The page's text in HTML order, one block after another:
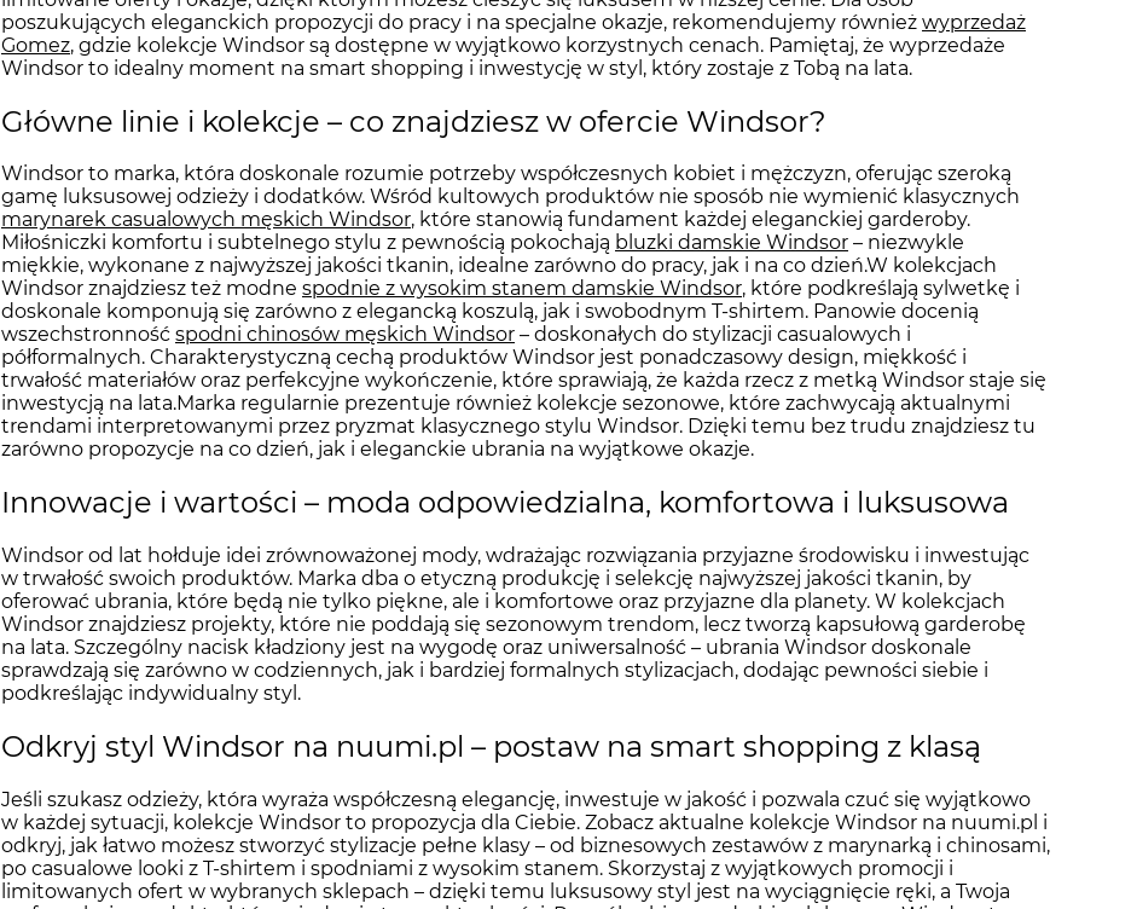
poszukujących eleganckich propozycji do pracy i na specjalne okazje, rekomendujemy również wyprzedaż
Gomez, gdzie kolekcje Windsor są dostępne w wyjątkowo korzystnych cenach. Pamiętaj, że wyprzedaże
Windsor to idealny moment na smart shopping i inwestycję w styl, który zostaje z Tobą na lata.
Główne linie i kolekcje – co znajdziesz w ofercie Windsor?
Windsor to marka, która doskonale rozumie potrzeby współczesnych kobiet i mężczyzn, oferując szeroką
gamę luksusowej odzieży i dodatków. Wśród kultowych produktów nie sposób nie wymienić klasycznych
marynarek casualowych męskich Windsor, które stanowią fundament każdej eleganckiej garderoby.
Miłośniczki komfortu i subtelnego stylu z pewnością pokochają bluzki damskie Windsor – niezwykle
miękkie, wykonane z najwyższej jakości tkanin, idealne zarówno do pracy, jak i na co dzień.W kolekcjach
Windsor znajdziesz też modne spodnie z wysokim stanem damskie Windsor, które podkreślają sylwetkę i
doskonale komponują się zarówno z elegancką koszulą, jak i swobodnym T-shirtem. Panowie docenią
wszechstronność spodni chinosów męskich Windsor – doskonałych do stylizacji casualowych i
półformalnych. Charakterystyczną cechą produktów Windsor jest ponadczasowy design, miękkość i
trwałość materiałów oraz perfekcyjne wykończenie, które sprawiają, że każda rzecz z metką Windsor staje się
inwestycją na lata.Marka regularnie prezentuje również kolekcje sezonowe, które zachwycają aktualnymi
trendami interpretowanymi przez pryzmat klasycznego stylu Windsor. Dzięki temu bez trudu znajdziesz tu
zarówno propozycje na co dzień, jak i eleganckie ubrania na wyjątkowe okazje.
Innowacje i wartości – moda odpowiedzialna, komfortowa i luksusowa
Windsor od lat hołduje idei zrównoważonej mody, wdrażając rozwiązania przyjazne środowisku i inwestując
w trwałość swoich produktów. Marka dba o etyczną produkcję i selekcję najwyższej jakości tkanin, by
oferować ubrania, które będą nie tylko piękne, ale i komfortowe oraz przyjazne dla planety. W kolekcjach
Windsor znajdziesz projekty, które nie poddają się sezonowym trendom, lecz tworzą kapsułową garderobę
na lata. Szczególny nacisk kładziony jest na wygodę oraz uniwersalność – ubrania Windsor doskonale
sprawdzają się zarówno w codziennych, jak i bardziej formalnych stylizacjach, dodając pewności siebie i
podkreślając indywidualny styl.
Odkryj styl Windsor na nuumi.pl – postaw na smart shopping z klasą
Jeśli szukasz odzieży, która wyraża współczesną elegancję, inwestuje w jakość i pozwala czuć się wyjątkowo
w każdej sytuacji, kolekcje Windsor to propozycja dla Ciebie. Zobacz aktualne kolekcje Windsor na nuumi.pl i
odkryj, jak łatwo możesz stworzyć stylizacje pełne klasy – od biznesowych zestawów z marynarką i chinosami,
po casualowe looki z T-shirtem i spodniami z wysokim stanem. Skorzystaj z wyjątkowych promocji i
limitowanych ofert w wybranych sklepach – dzięki temu luksusowy styl jest na wyciągnięcie ręki, a Twoja